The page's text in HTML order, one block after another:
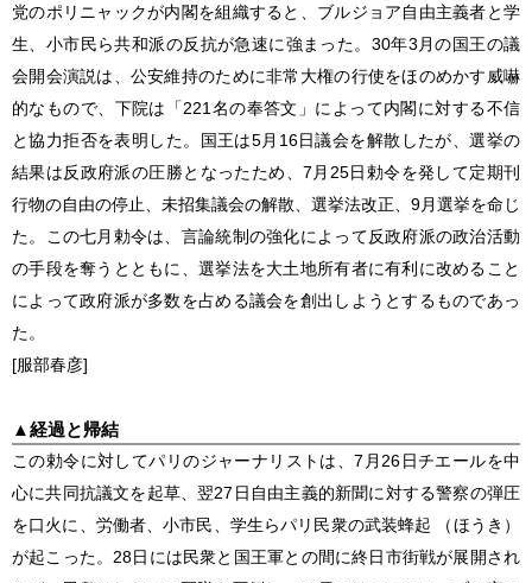
党のポリニャックが内閣を組織すると、ブルジョア自由主義者と学
生、小市民ら共和派の反抗が急速に強まった。30年3月の国王の議
会開会演説は、公安維持のために非常大権の行使をほのめかす威嚇
的なもので、下院は「221名の奉答文」によって内閣に対する不信
と協力拒否を表明した。国王は5月16日議会を解散したが、選挙の
結果は反政府派の圧勝となったため、7月25日勅令を発して定期刊
行物の自由の停止、未招集議会の解散、選挙法改正、9月選挙を命じ
た。この七月勅令は、言論統制の強化によって反政府派の政治活動
の手段を奪うとともに、選挙法を大土地所有者に有利に改めること
によって政府派が多数を占める議会を創出しようとするものであっ
た。
[服部春彦]
▲経過と帰結
この勅令に対してパリのジャーナリストは、7月26日チエールを中
心に共同抗議文を起草、翌27日自由主義的新聞に対する警察の弾圧
を口火に、労働者、小市民、学生らパリ民衆の武装蜂起 （ほうき）
が起こった。28日には民衆と国王軍との間に終日市街戦が展開され